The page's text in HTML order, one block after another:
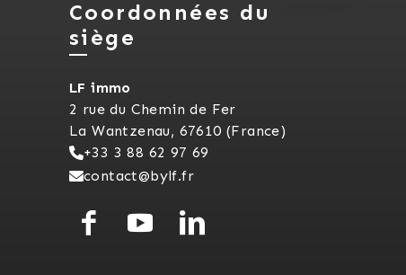
Coordonnées du
siège
LF immo
2 rue du Chemin de Fer
La Wantzenau, 67610 (France)
+33 3 88 62 97 69
contact@bylf.fr